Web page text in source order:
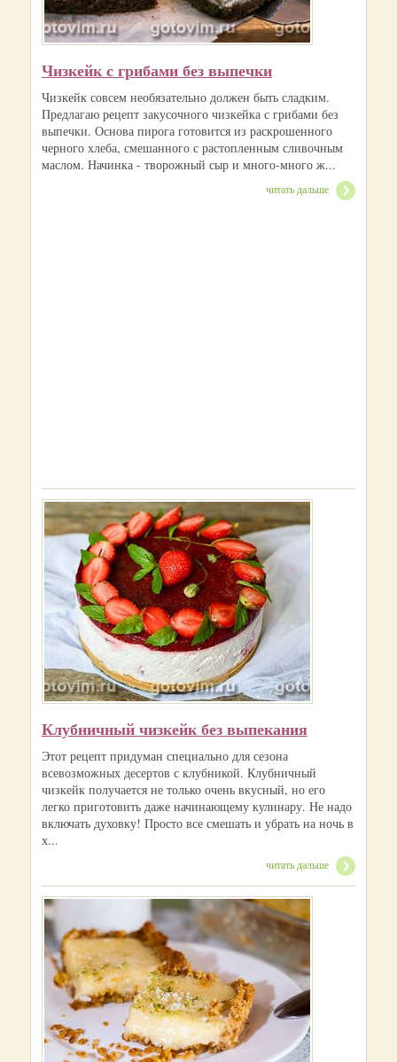
Чизкейк с грибами без выпечки
Чизкейк совсем необязательно должен быть сладким.
Предлагаю рецепт закусочного чизкейка с грибами без
выпечки. Основа пирога готовится из раскрошенного
черного хлеба, смешанного с растопленным сливочным
маслом. Начинка - творожный сыр и много-много ж...
читать дальше
Клубничный чизкейк без выпекания
Этот рецепт придуман специально для сезона
всевозможных десертов с клубникой. Клубничный
чизкейк получается не только очень вкусный, но его
легко приготовить даже начинающему кулинару. Не надо
включать духовку! Просто все смешать и убрать на ночь в
х...
читать дальше